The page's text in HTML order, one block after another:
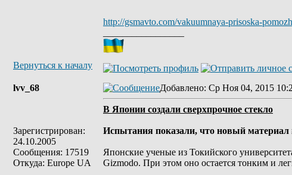
http://gsmavto.com/vakuumnaya-prisoska-
Вернуться к началу
lvv_68
Зарегистрирован:
24.10.2005
Сообщения: 17519
Откуда: Europe UA
Добавлено: Ср Ноя 04, 2015
В Японии создали сверхпрочное стекло
Испытания показали, что новый
Японские ученые из Токийского
Gizmodo. При этом оно остается тонким и